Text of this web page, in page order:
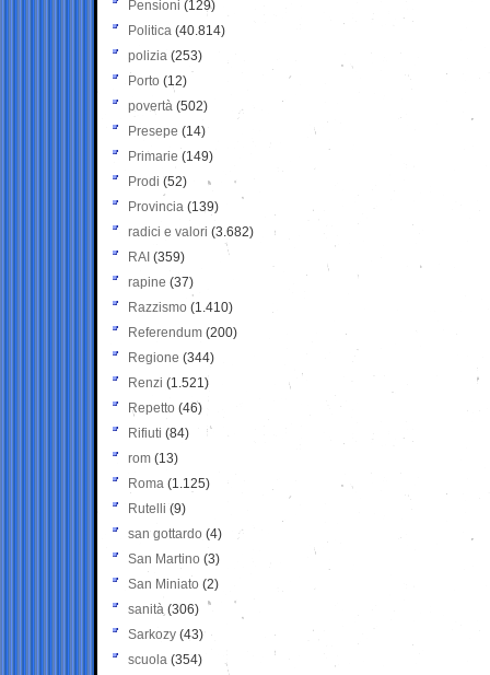
Pensioni (129)
Politica (40.814)
polizia (253)
Porto (12)
povertà (502)
Presepe (14)
Primarie (149)
Prodi (52)
Provincia (139)
radici e valori (3.682)
RAI (359)
rapine (37)
Razzismo (1.410)
Referendum (200)
Regione (344)
Renzi (1.521)
Repetto (46)
Rifiuti (84)
rom (13)
Roma (1.125)
Rutelli (9)
san gottardo (4)
San Martino (3)
San Miniato (2)
sanità (306)
Sarkozy (43)
scuola (354)